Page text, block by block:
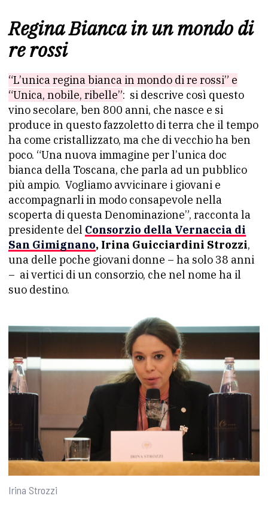
Regina Bianca in un mondo di
re rossi
“L’unica regina bianca in mondo di re rossi” e
“Unica, nobile, ribelle”: si descrive così questo
vino secolare, ben 800 anni, che nasce e si
produce in questo fazzoletto di terra che il tempo
ha come cristallizzato, ma che di vecchio ha ben
poco. “Una nuova immagine per l’unica doc
bianca della Toscana, che parla ad un pubblico
più ampio. Vogliamo avvicinare i giovani e
accompagnarli in modo consapevole nella
scoperta di questa Denominazione”, racconta la
presidente del Consorzio della Vernaccia di
San Gimignano, Irina Guicciardini Strozzi,
una delle poche giovani donne – ha solo 38 anni
– ai vertici di un consorzio, che nel nome ha il
suo destino.
Irina Strozzi